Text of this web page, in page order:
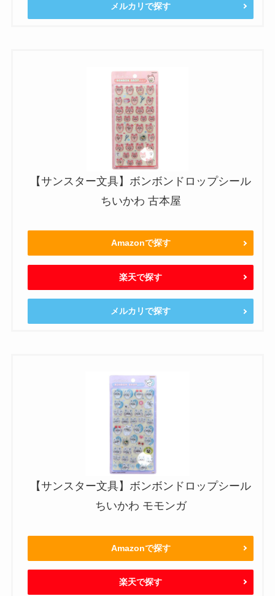
メルカリで探す
【サンスター文具】ボンボンドロップシール
ちいかわ 古本屋
Amazonで探す
楽天で探す
メルカリで探す
【サンスター文具】ボンボンドロップシール
ちいかわ モモンガ
Amazonで探す
楽天で探す